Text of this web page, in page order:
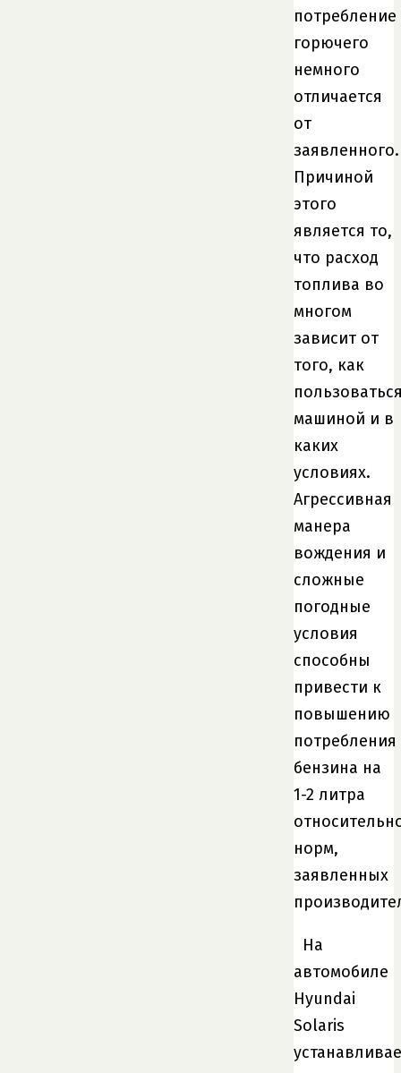
потребление
горючего
немного
отличается
от
заявленного.
Причиной
этого
является то,
что расход
топлива во
многом
зависит от
того, как
машиной и в
каких
условиях.
Агрессивная
манера
вождения и
сложные
погодные
условия
способны
привести к
повышению
потребления
бензина на
1-2 литра
норм,
заявленных
На
автомобиле
Hyundai
Solaris